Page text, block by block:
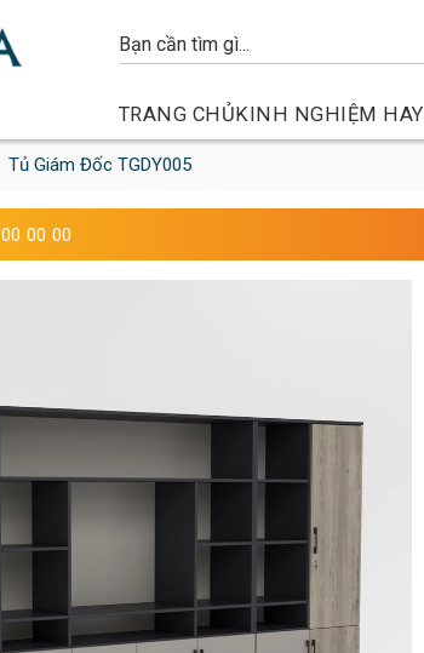
TRANG CHỦKINH NGHIỆM HAY
Tủ Giám Đốc TGDY005
00 00 00